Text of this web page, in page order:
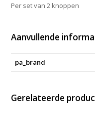
Per set van 2 knoppen
Aanvullende
pa_brand
Gerelateerde